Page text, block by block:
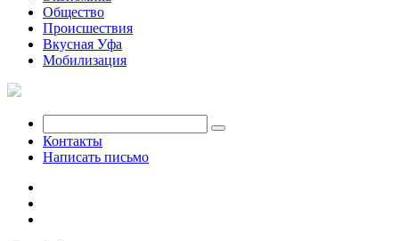
Общество
Происшествия
Вкусная Уфа
Мобилизация
Контакты
Написать письмо